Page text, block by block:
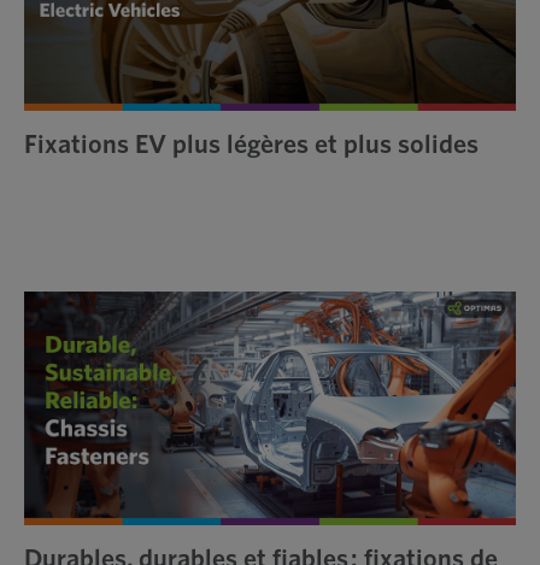
Fixations EV plus légères et plus solides
Durables, durables et fiables : fixations de